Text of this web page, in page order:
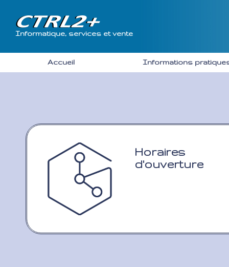
Informatique, services et vente
Accueil Informations
Horaires
d'ouverture